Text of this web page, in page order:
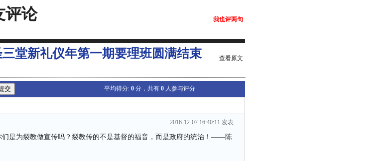
评论 我也评两句
堂新礼仪年第一期要理班圆满结束 查看原文
平均得分: 0 分，共有 0 人参与评分
2016-12-07 16:40:11 发表
们是为裂教做宣传吗？裂教传的不是基督的福音，而是政府的统治！——陈